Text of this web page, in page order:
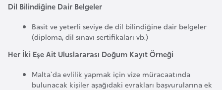
Dil Bilindiğine Dair Belgeler
Basit ve yeterli seviye de dil bilindiğine dair belgeler
(diploma, dil sınavı sertifikaları vb.)
Her İki Eşe Ait Uluslararası Doğum Kayıt Örneği
Malta`da evlilik yapmak için vize müracaatında
bulunacak kişiler aşağıdaki evrakları başvurularına ek
i